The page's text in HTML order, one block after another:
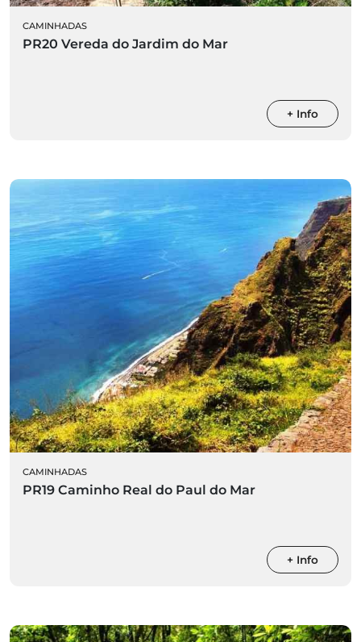
CAMINHADAS
PR20 Vereda do Jardim do Mar
+ Info
CAMINHADAS
PR19 Caminho Real do Paul do Mar
+ Info